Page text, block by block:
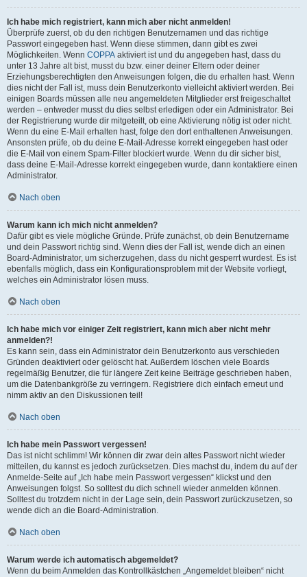
Ich habe mich registriert, kann mich aber nicht anmelden!
Überprüfe zuerst, ob du den richtigen Benutzernamen und das richtige
Passwort eingegeben hast. Wenn diese stimmen, dann gibt es zwei
Möglichkeiten. Wenn COPPA aktiviert ist und du angegeben hast, dass du
unter 13 Jahre alt bist, musst du bzw. einer deiner Eltern oder deiner
Erziehungsberechtigten den Anweisungen folgen, die du erhalten hast. Wenn
dies nicht der Fall ist, muss dein Benutzerkonto vielleicht aktiviert werden. Bei
einigen Boards müssen alle neu angemeldeten Mitglieder erst freigeschaltet
werden – entweder musst du dies selbst erledigen oder ein Administrator. Bei
der Registrierung wurde dir mitgeteilt, ob eine Aktivierung nötig ist oder nicht.
Wenn du eine E-Mail erhalten hast, folge den dort enthaltenen Anweisungen.
Ansonsten prüfe, ob du deine E-Mail-Adresse korrekt eingegeben hast oder
die E-Mail von einem Spam-Filter blockiert wurde. Wenn du dir sicher bist,
dass deine E-Mail-Adresse korrekt eingegeben wurde, dann kontaktiere einen
Administrator.
Nach oben
Warum kann ich mich nicht anmelden?
Dafür gibt es viele mögliche Gründe. Prüfe zunächst, ob dein Benutzername
und dein Passwort richtig sind. Wenn dies der Fall ist, wende dich an einen
Board-Administrator, um sicherzugehen, dass du nicht gesperrt wurdest. Es ist
ebenfalls möglich, dass ein Konfigurationsproblem mit der Website vorliegt,
welches ein Administrator lösen muss.
Nach oben
Ich habe mich vor einiger Zeit registriert, kann mich aber nicht mehr
anmelden?!
Es kann sein, dass ein Administrator dein Benutzerkonto aus verschieden
Gründen deaktiviert oder gelöscht hat. Außerdem löschen viele Boards
regelmäßig Benutzer, die für längere Zeit keine Beiträge geschrieben haben,
um die Datenbankgröße zu verringern. Registriere dich einfach erneut und
nimm aktiv an den Diskussionen teil!
Nach oben
Ich habe mein Passwort vergessen!
Das ist nicht schlimm! Wir können dir zwar dein altes Passwort nicht wieder
mitteilen, du kannst es jedoch zurücksetzen. Dies machst du, indem du auf der
Anmelde-Seite auf „Ich habe mein Passwort vergessen“ klickst und den
Anweisungen folgst. So solltest du dich schnell wieder anmelden können.
Solltest du trotzdem nicht in der Lage sein, dein Passwort zurückzusetzen, so
wende dich an die Board-Administration.
Nach oben
Warum werde ich automatisch abgemeldet?
Wenn du beim Anmelden das Kontrollkästchen „Angemeldet bleiben“ nicht